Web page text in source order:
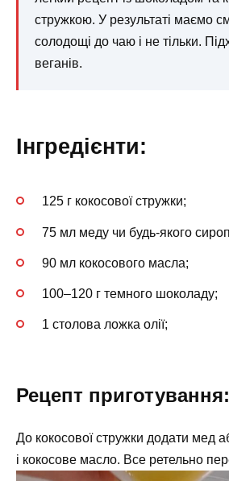
стружкою. У результаті маємо
солодощі до чаю і не тільки.
веганів.
Інгредієнти:
125 г кокосової стружки;
75 мл меду чи будь-якого
90 мл кокосового масла;
100–120 г темного шоколаду;
1 столова ложка олії;
Рецепт приготування:
До кокосової стружки додати мед
і кокосове масло. Все ретельно